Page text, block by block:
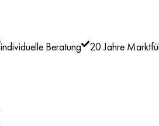
individuelle Beratung 20 Jahre